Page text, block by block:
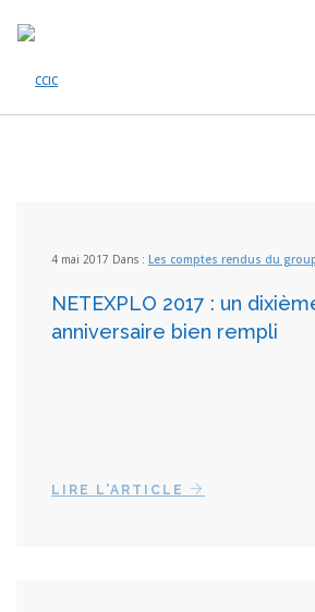
LES ONG DE LA PLATEFORME
4 mai 2017 Dans : Les comptes rendus du
NETEXPLO 2017 : un
anniversaire bien rempli
LIRE L'ARTICLE